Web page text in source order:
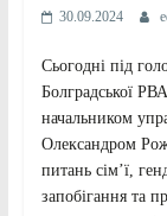
30.09.2024
Сьогодні під
Болградської
начальником
Олександром
питань сім’ї,
запобігання та